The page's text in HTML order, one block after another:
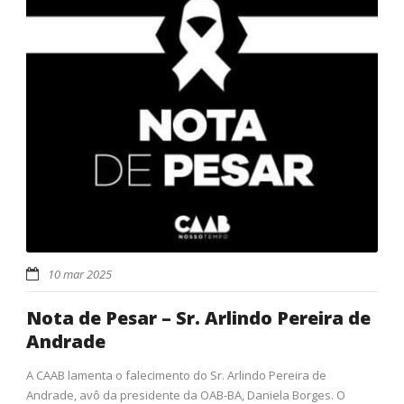
10 mar 2025
Nota de Pesar – Sr. Arlindo Pereira de
Andrade
A CAAB lamenta o falecimento do Sr. Arlindo Pereira de
Andrade, avô da presidente da OAB-BA, Daniela Borges. O